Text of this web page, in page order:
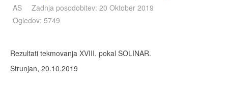
AS
Zadnja posodobitev: 20 Oktober 2019
Ogledov: 5749
Rezultati tekmovanja XVIII. pokal SOLINAR.
Strunjan, 20.10.2019